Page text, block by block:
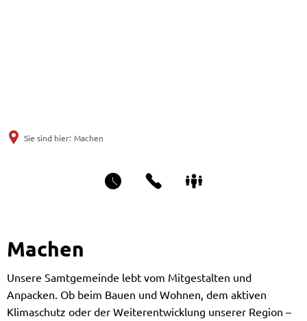
Sie sind hier: Machen
Machen
Unsere Samtgemeinde lebt vom Mitgestalten und
Anpacken. Ob beim Bauen und Wohnen, dem aktiven
Klimaschutz oder der Weiterentwicklung unserer Region –